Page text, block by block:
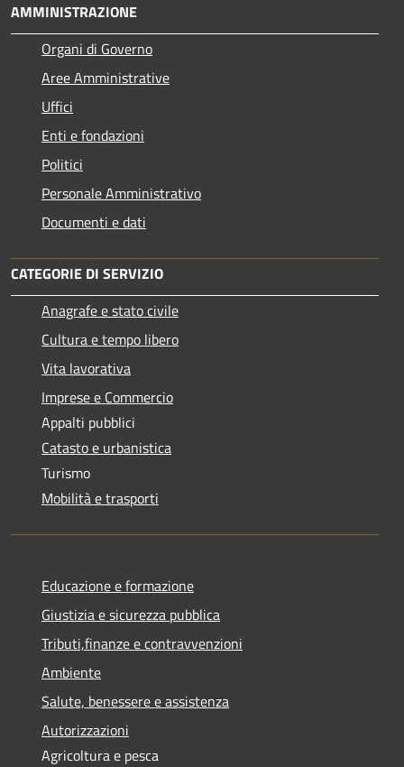
AMMINISTRAZIONE
Organi di Governo
Aree Amministrative
Uffici
Enti e fondazioni
Politici
Personale Amministrativo
Documenti e dati
CATEGORIE DI SERVIZIO
Anagrafe e stato civile
Cultura e tempo libero
Vita lavorativa
Imprese e Commercio
Appalti pubblici
Catasto e urbanistica
Turismo
Mobilità e trasporti
Educazione e formazione
Giustizia e sicurezza pubblica
Tributi,finanze e contravvenzioni
Ambiente
Salute, benessere e assistenza
Autorizzazioni
Agricoltura e pesca